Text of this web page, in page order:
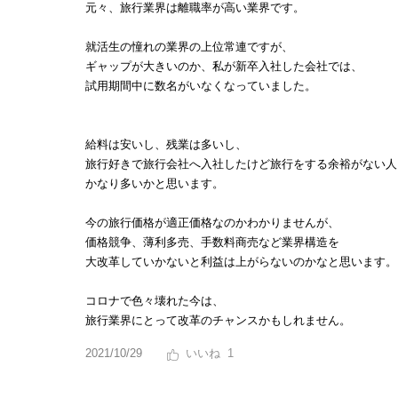
元々、旅行業界は離職率が高い業界です。
就活生の憧れの業界の上位常連ですが、
ギャップが大きいのか、私が新卒入社した会社では、
試用期間中に数名がいなくなっていました。
給料は安いし、残業は多いし、
旅行好きで旅行会社へ入社したけど旅行をする余裕がない
かなり多いかと思います。
今の旅行価格が適正価格なのかわかりませんが、
価格競争、薄利多売、手数料商売など業界構造を
大改革していかないと利益は上がらないのかなと思います。
コロナで色々壊れた今は、
旅行業界にとって改革のチャンスかもしれません。
2021/10/29 1